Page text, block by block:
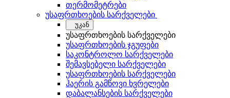
თერმომეტრები
უსაფრთხოების სარქველები
უკან
უსაფრთხოების სარქველები
უსაფრთხოების ჯგუფები
საკონტროლო სარქველები
შემავსებელი სარქველები
უსაფრთხოების სარქველები
ჰაერის გამწოვი ხვრელები
დაბალანსების სარქველები